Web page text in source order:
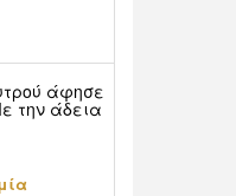
άφησε
την άδεια